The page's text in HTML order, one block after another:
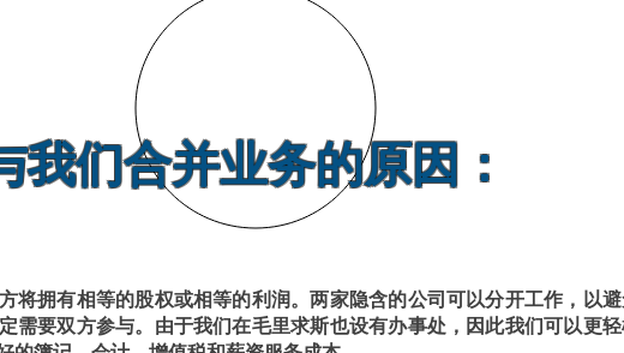
我们合并业务的原因：
将拥有相等的股权或相等的利润。两家隐含的公司可以分开工作，以
需要双方参与。由于我们在毛里求斯也设有办事处，因此我们可以更